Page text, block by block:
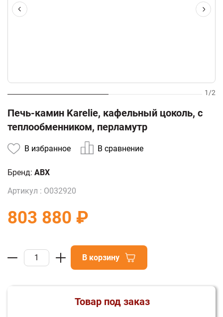
1/2
Печь-камин Karelie, кафельный цоколь, с
теплообменником, перламутр
В избранное В сравнение
Бренд: ABX
Артикул : О032920
803 880 ₽
В корзину
Товар под заказ